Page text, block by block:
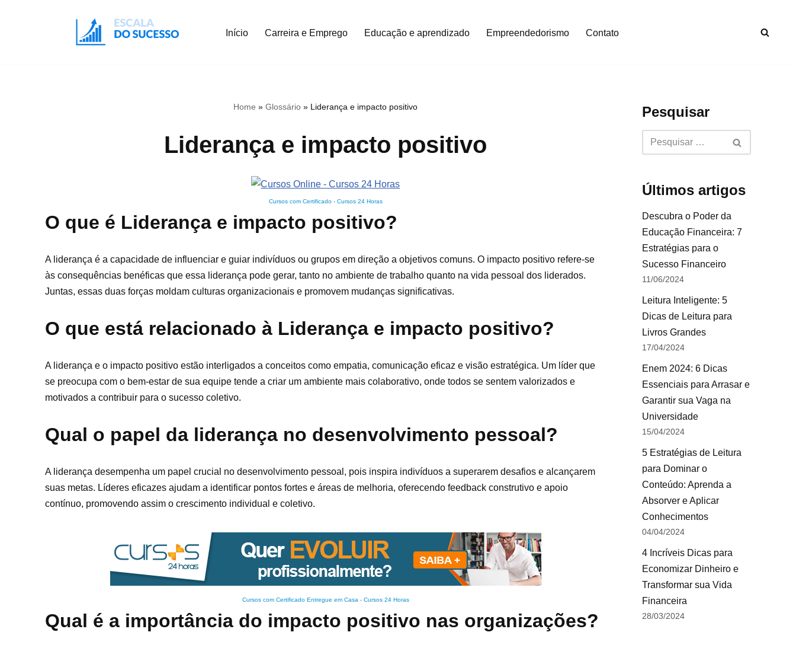
Início Carreira e Emprego Educação e aprendizado Empreendedorismo Contato
Home »Glossário » Liderança e impacto positivo
Liderança e impacto positivo
Cursos com Certificado- Cursos 24 Horas
O que é Liderança e impacto positivo?
A liderança é a capacidade de influenciar e guiar indivíduos ou grupos em direção a objetivos comuns. O impacto positivo refere-se
às consequências benéficas que essa liderança pode gerar, tanto no ambiente de trabalho quanto na vida pessoal dos liderados.
Juntas, essas duas forças moldam culturas organizacionais e promovem mudanças significativas.
O que está relacionado à Liderança e impacto positivo?
A liderança e o impacto positivo estão interligados a conceitos como empatia, comunicação eficaz e visão estratégica. Um líder que
se preocupa com o bem-estar de sua equipe tende a criar um ambiente mais colaborativo, onde todos se sentem valorizados e
motivados a contribuir para o sucesso coletivo.
Qual o papel da liderança no desenvolvimento pessoal?
A liderança desempenha um papel crucial no desenvolvimento pessoal, pois inspira indivíduos a superarem desafios e alcançarem
suas metas. Líderes eficazes ajudam a identificar pontos fortes e áreas de melhoria, oferecendo feedback construtivo e apoio
contínuo, promovendo assim o crescimento individual e coletivo.
Cursos com Certificado Entregue em Casa - Cursos 24 Horas
Qual é a importância do impacto positivo nas organizações?
Pesquisar
Últimos artigos
Descubra o Poder da
Educação Financeira: 7
Estratégias para o
Sucesso Financeiro
11/06/2024
Leitura Inteligente: 5
Dicas de Leitura para
Livros Grandes
17/04/2024
Enem 2024: 6 Dicas
Essenciais para Arrasar e
Garantir sua Vaga na
Universidade
15/04/2024
5 Estratégias de Leitura
para Dominar o
Conteúdo: Aprenda a
Absorver e Aplicar
Conhecimentos
04/04/2024
4 Incríveis Dicas para
Economizar Dinheiro e
Transformar sua Vida
Financeira
28/03/2024